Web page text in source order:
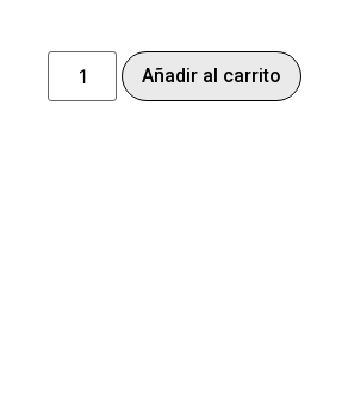
Añadir al carrito